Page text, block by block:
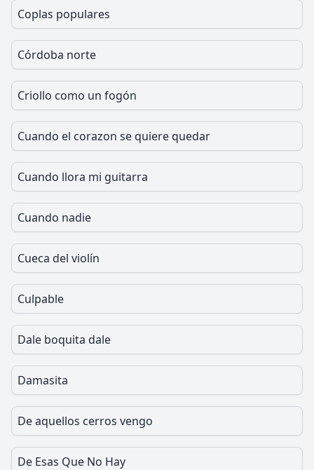
Coplas populares
Córdoba norte
Criollo como un fogón
Cuando el corazon se quiere quedar
Cuando llora mi guitarra
Cuando nadie
Cueca del violín
Culpable
Dale boquita dale
Damasita
De aquellos cerros vengo
De Esas Que No Hay